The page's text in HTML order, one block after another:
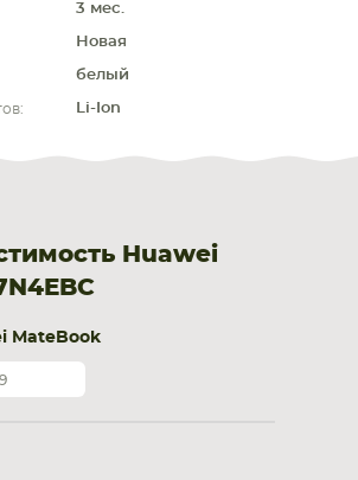
3 мес.
Новая
белый
Li-Ion
Huawei
MateBook